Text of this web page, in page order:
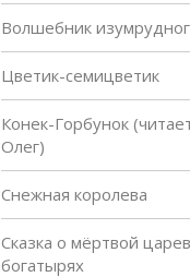
Волшебник
Цветик-семицветик
Конек-Горбунок
Олег)
Снежная королева
Сказка о мёртвой
богатырях